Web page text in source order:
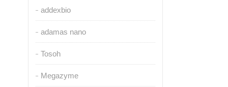
addexbio
adamas nano
Tosoh
Megazyme